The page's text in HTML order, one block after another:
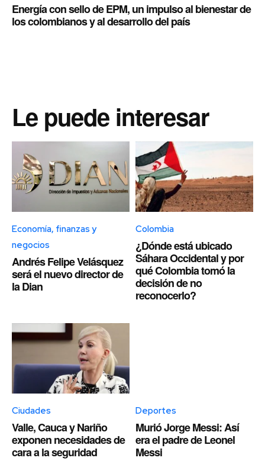
Energía con sello de EPM, un impulso al bienestar de
los colombianos y al desarrollo del país
Le puede interesar
Economía, finanzas y
negocios
Andrés Felipe Velásquez
será el nuevo director de
la Dian
Colombia
¿Dónde está ubicado
Sáhara Occidental y por
qué Colombia tomó la
decisión de no
reconocerlo?
Ciudades
Valle, Cauca y Nariño
exponen necesidades de
cara a la seguridad
Deportes
Murió Jorge Messi: Así
era el padre de Leonel
Messi